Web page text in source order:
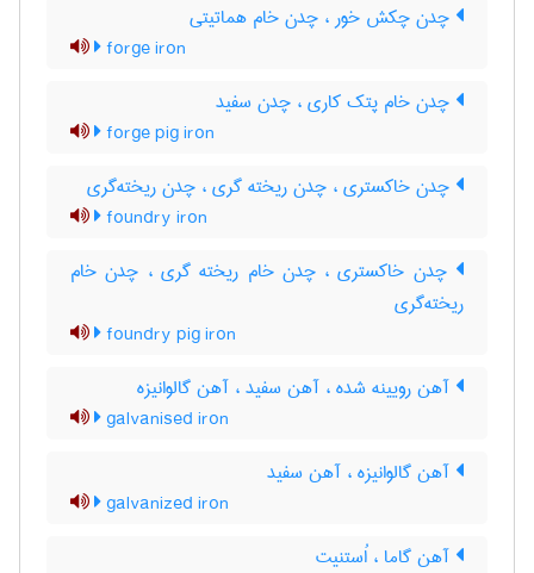
چدن چکش خور ، چدن خام هماتیتی
forge iron
چدن خام پتک کاری ، چدن سفید
forge pig iron
چدن خاکستری ، چدن ریخته گری ، چدن ریخته‌گری
foundry iron
چدن خاکستری ، چدن خام ریخته گری ، چدن خام
ریخته‌گری
foundry pig iron
آهن رویینه شده ، آهن سفید ، آهن گالوانیزه
galvanised iron
آهن گالوانیزه ، آهن سفید
galvanized iron
آهن گاما ، اُستنیت